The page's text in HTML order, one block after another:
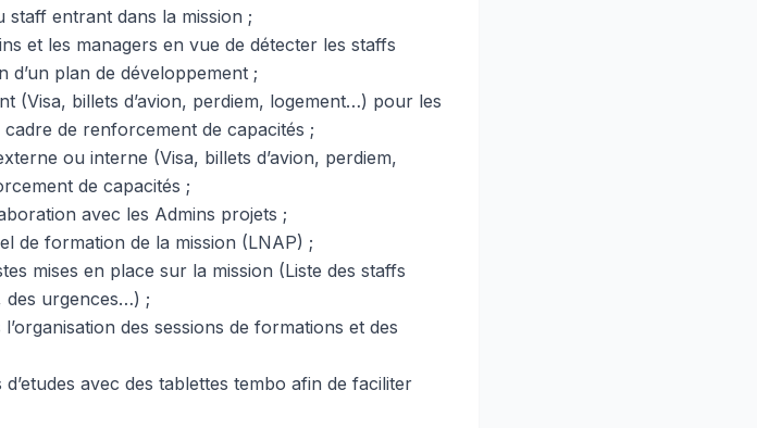
entrant dans la mission ;
et les managers en vue de détecter les staffs
d’un plan de développement ;
(Visa, billets d’avion, perdiem, logement…) pour les
de renforcement de capacités ;
ou interne (Visa, billets d’avion, perdiem,
de capacités ;
avec les Admins projets ;
de formation de la mission (LNAP) ;
mises en place sur la mission (Liste des staffs
des urgences…) ;
des sessions de formations et des
avec des tablettes tembo afin de faciliter